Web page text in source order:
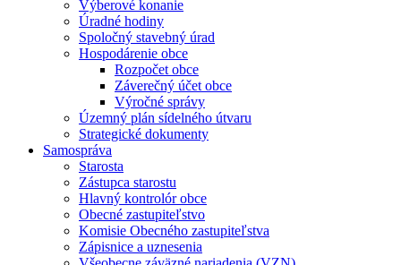
Výberové konanie
Úradné hodiny
Spoločný stavebný úrad
Hospodárenie obce
Rozpočet obce
Záverečný účet obce
Výročné správy
Územný plán sídelného útvaru
Strategické dokumenty
Samospráva
Starosta
Zástupca starostu
Hlavný kontrolór obce
Obecné zastupiteľstvo
Komisie Obecného zastupiteľstva
Zápisnice a uznesenia